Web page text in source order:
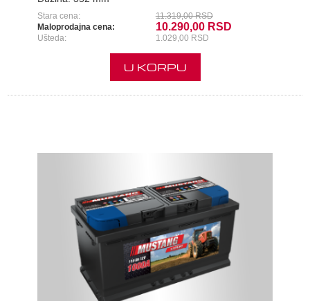
Stara cena:
11.319,00 RSD
Maloprodajna cena:
10.290,00 RSD
Ušteda: 1.029,00 RSD
U KORPU